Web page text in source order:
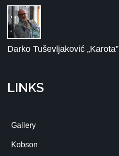
Darko Tuševljaković „Karota”
LINKS
Gallery
Kobson